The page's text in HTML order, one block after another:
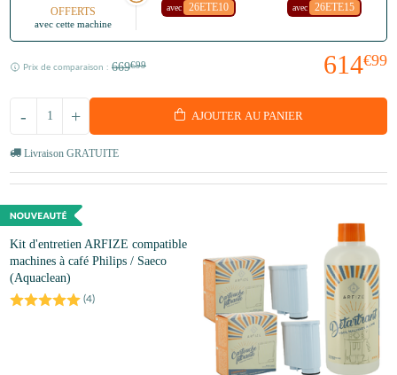
OFFERTS
avec cette machine
avec 26ETE10 avec 26ETE15
614€99
Prix de comparaison : 669€99
+
- AJOUTER AU PANIER
Livraison GRATUITE
Kit d'entretien ARFIZE compatible
machines à café Philips / Saeco
(Aquaclean)
(4)